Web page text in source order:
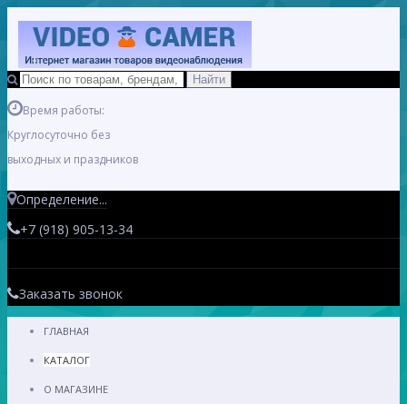
Время работы:
Круглосуточно без
выходных и праздников
Определение...
+7 (918) 905-13-34
Заказать звонок
ГЛАВНАЯ
КАТАЛОГ
О МАГАЗИНЕ